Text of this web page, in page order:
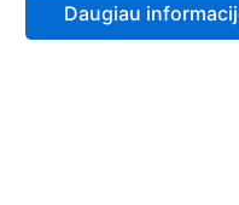
Daugiau